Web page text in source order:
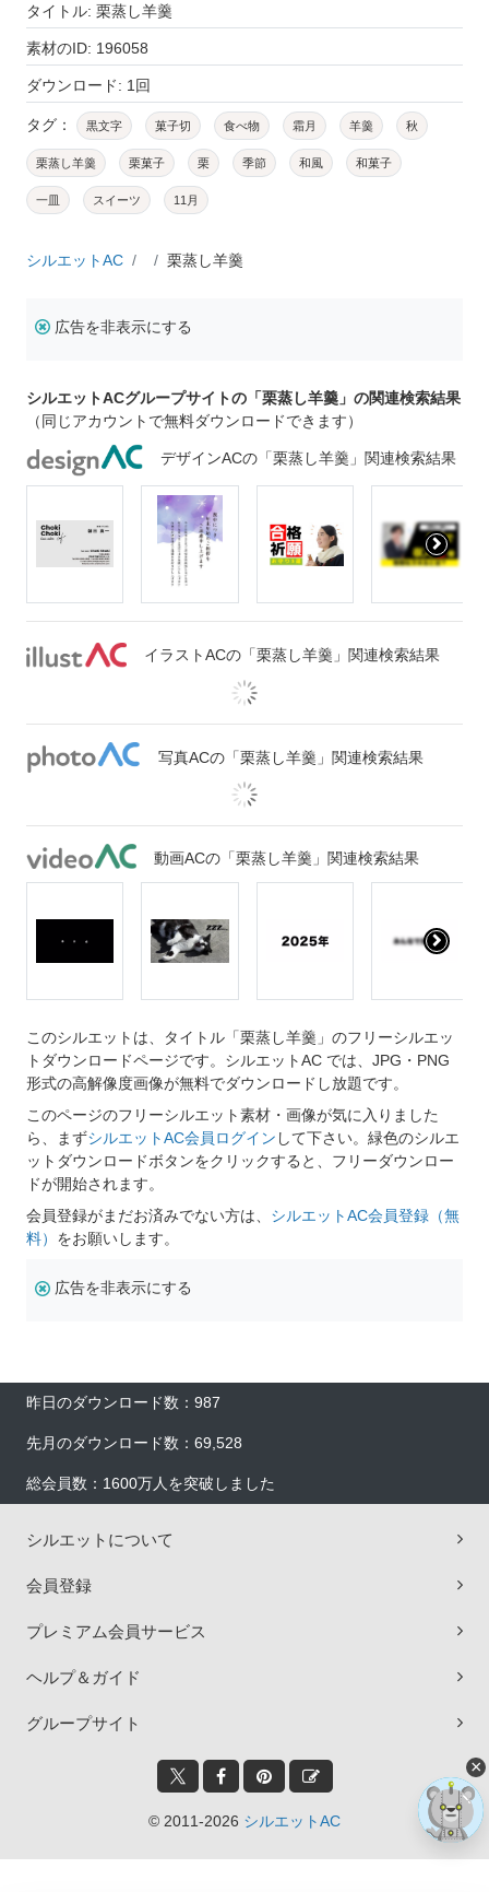
タイトル: 栗蒸し羊羹
素材のID: 196058
ダウンロード: 1回
タグ： 黒文字 菓子切 食べ物 霜月 羊羹 秋
栗蒸し羊羹 栗菓子 栗 季節 和風 和菓子
一皿 スイーツ 11月
シルエットAC 栗蒸し羊羹
広告を非表示にする
シルエットACグループサイトの「栗蒸し羊羹」の関連検索結果
（同じアカウントで無料ダウンロードできます）
デザインACの「栗蒸し羊羹」関連検索結果
イラストACの「栗蒸し羊羹」関連検索結果
写真ACの「栗蒸し羊羹」関連検索結果
動画ACの「栗蒸し羊羹」関連検索結果
このシルエットは、タイトル「栗蒸し羊羹」のフリーシルエッ
トダウンロードページです。シルエットAC では、JPG・PNG
形式の高解像度画像が無料でダウンロードし放題です。
このページのフリーシルエット素材・画像が気に入りました
ら、まずシルエットAC会員ログイン して下さい。緑色のシルエ
ットダウンロードボタンをクリックすると、フリーダウンロー
ドが開始されます。
会員登録がまだお済みでない方は、 シルエットAC会員登録（無
料） をお願いします。
広告を非表示にする
昨日のダウンロード数：987
先月のダウンロード数：69,528
総会員数：1600万人を突破しました
シルエットについて
会員登録
プレミアム会員サービス
ヘルプ＆ガイド
グループサイト
© 2011-2026 シルエットAC
×